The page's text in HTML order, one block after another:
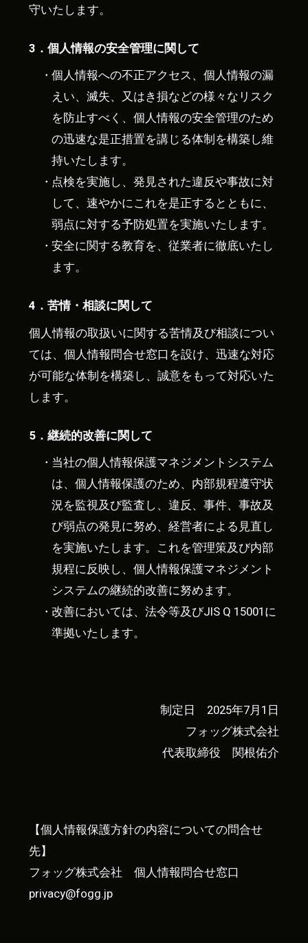
守いたします。
3．個人情報の安全管理に関して
個人情報への不正アクセス、個人情報の漏
えい、滅失、又はき損などの様々なリスク
を防止すべく、個人情報の安全管理のため
の迅速な是正措置を講じる体制を構築し維
持いたします。
点検を実施し、発見された違反や事故に対
して、速やかにこれを是正するとともに、
弱点に対する予防処置を実施いたします。
安全に関する教育を、従業者に徹底いたし
ます。
4．苦情・相談に関して
個人情報の取扱いに関する苦情及び相談につい
ては、個人情報問合せ窓口を設け、迅速な対応
が可能な体制を構築し、誠意をもって対応いた
します。
5．継続的改善に関して
当社の個人情報保護マネジメントシステム
は、個人情報保護のため、内部規程遵守状
況を監視及び監査し、違反、事件、事故及
び弱点の発見に努め、経営者による見直し
を実施いたします。これを管理策及び内部
規程に反映し、個人情報保護マネジメント
システムの継続的改善に努めます。
改善においては、法令等及びJIS Q 15001に
準拠いたします。
制定日 2025年7月1日
フォッグ株式会社
代表取締役 関根佑介
【個人情報保護方針の内容についての問合せ
先】
フォッグ株式会社 個人情報問合せ窓口
privacy@fogg.jp